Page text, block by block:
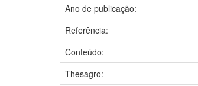
Ano de publicação:
Referência:
Conteúdo:
Thesagro: